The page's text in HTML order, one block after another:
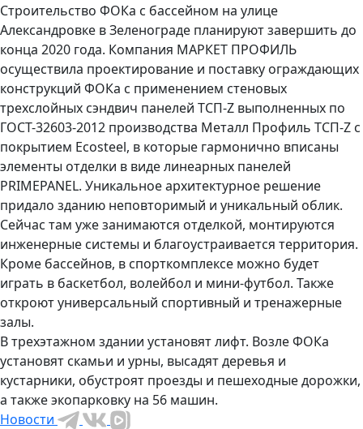
Строительство ФОКа с бассейном на улице
Александровке в Зеленограде планируют завершить до
конца 2020 года. Компания МАРКЕТ ПРОФИЛЬ
осуществила проектирование и поставку ограждающих
конструкций ФОКа с применением стеновых
трехслойных сэндвич панелей ТСП-Z выполненных по
ГОСТ-32603-2012 производства Металл Профиль ТСП-Z с
покрытием Ecosteel, в которые гармонично вписаны
элементы отделки в виде линеарных панелей
PRIMEPANEL. Уникальное архитектурное решение
придало зданию неповторимый и уникальный облик.
Сейчас там уже занимаются отделкой, монтируются
инженерные системы и благоустраивается территория.
Кроме бассейнов, в спорткомплексе можно будет
играть в баскетбол, волейбол и мини-футбол. Также
откроют универсальный спортивный и тренажерные
залы.
В трехэтажном здании установят лифт. Возле ФОКа
установят скамьи и урны, высадят деревья и
кустарники, обустроят проезды и пешеходные дорожки,
а также экопарковку на 56 машин.
Новости